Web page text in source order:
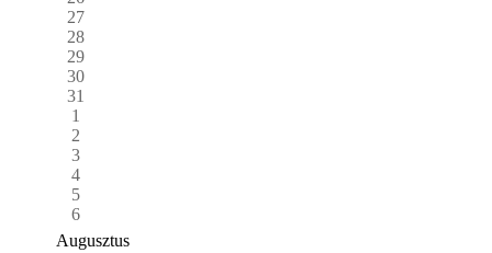
27
28
29
30
31
1
2
3
4
5
6
Augusztus